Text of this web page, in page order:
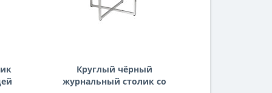
Круглый чёрный
журнальный столик со